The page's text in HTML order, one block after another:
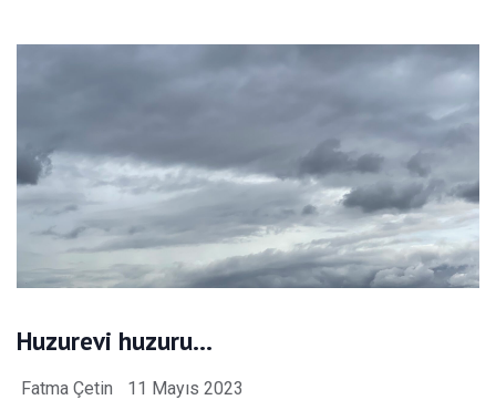
Huzurevi huzuru…
Fatma Çetin 11 Mayıs 2023